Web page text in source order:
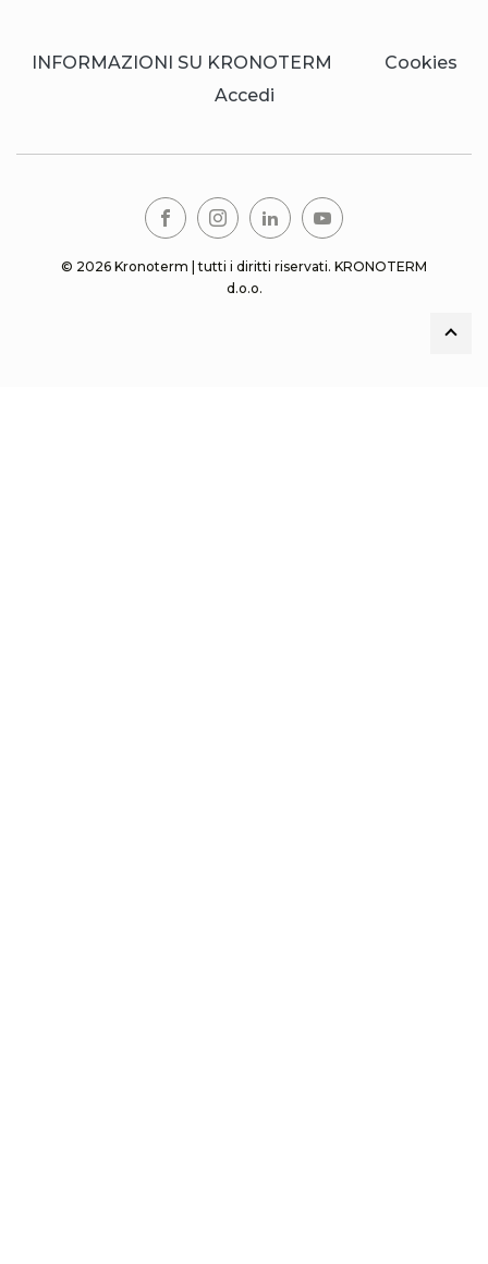
INFORMAZIONI SU KRONOTERM
Cookies
Accedi
© 2026 Kronoterm | tutti i diritti riservati. KRONOTERM
d.o.o.